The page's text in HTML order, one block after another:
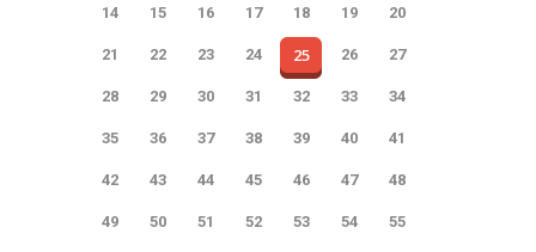
14 15 16 17 18 19 20
21 22 23 24 25 26 27
28 29 30 31 32 33 34
35 36 37 38 39 40 41
42 43 44 45 46 47 48
49 50 51 52 53 54 55